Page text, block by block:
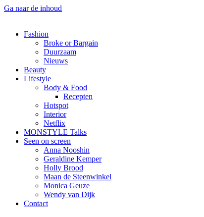
Ga naar de inhoud
Fashion
Broke or Bargain
Duurzaam
Nieuws
Beauty
Lifestyle
Body & Food
Recepten
Hotspot
Interior
Netflix
MONSTYLE Talks
Seen on screen
Anna Nooshin
Geraldine Kemper
Holly Brood
Maan de Steenwinkel
Monica Geuze
Wendy van Dijk
Contact